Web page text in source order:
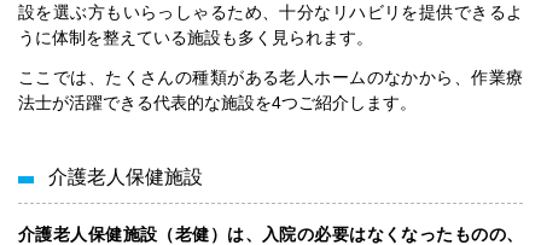
設を選ぶ方もいらっしゃるため、十分なリハビリを提供できるよ
うに体制を整えている施設も多く見られます。
ここでは、たくさんの種類がある老人ホームのなかから、作業療
法士が活躍できる代表的な施設を4つご紹介します。
介護老人保健施設
介護老人保健施設（老健）は、入院の必要はなくなったものの、